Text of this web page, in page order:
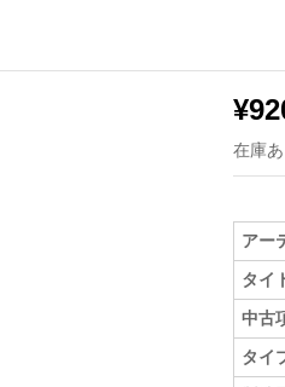
¥
在庫あ
アー
タイ
中古
タイ